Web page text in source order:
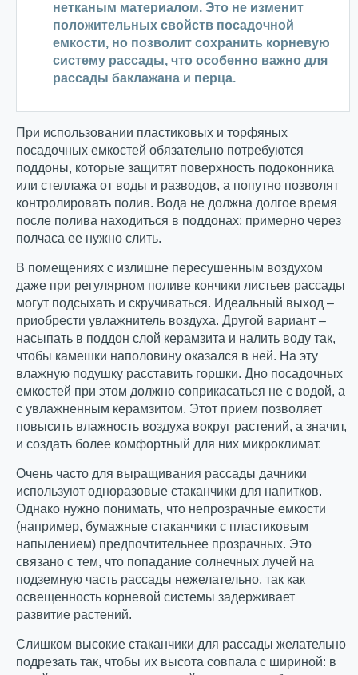
нетканым материалом. Это не изменит
положительных свойств посадочной
емкости, но позволит сохранить корневую
систему рассады, что особенно важно для
рассады баклажана и перца.
При использовании пластиковых и торфяных
посадочных емкостей обязательно потребуются
поддоны, которые защитят поверхность подоконника
или стеллажа от воды и разводов, а попутно позволят
контролировать полив. Вода не должна долгое время
после полива находиться в поддонах: примерно через
полчаса ее нужно слить.
В помещениях с излишне пересушенным воздухом
даже при регулярном поливе кончики листьев рассады
могут подсыхать и скручиваться. Идеальный выход –
приобрести увлажнитель воздуха. Другой вариант –
насыпать в поддон слой керамзита и налить воду так,
чтобы камешки наполовину оказался в ней. На эту
влажную подушку расставить горшки. Дно посадочных
емкостей при этом должно соприкасаться не с водой, а
с увлажненным керамзитом. Этот прием позволяет
повысить влажность воздуха вокруг растений, а значит,
и создать более комфортный для них микроклимат.
Очень часто для выращивания рассады дачники
используют одноразовые стаканчики для напитков.
Однако нужно понимать, что непрозрачные емкости
(например, бумажные стаканчики с пластиковым
напылением) предпочтительнее прозрачных. Это
связано с тем, что попадание солнечных лучей на
подземную часть рассады нежелательно, так как
освещенность корневой системы задерживает
развитие растений.
Слишком высокие стаканчики для рассады желательно
подрезать так, чтобы их высота совпала с шириной: в